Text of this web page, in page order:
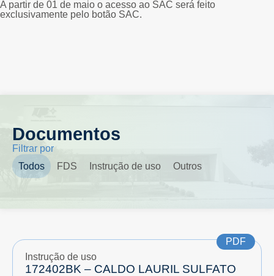
A partir de 01 de maio o acesso ao SAC será feito
exclusivamente pelo botão SAC.
Documentos
Filtrar por
FDS
Instrução de uso Outros
Todos
PDF
Instrução de uso
172402BK – CALDO LAURIL SULFATO